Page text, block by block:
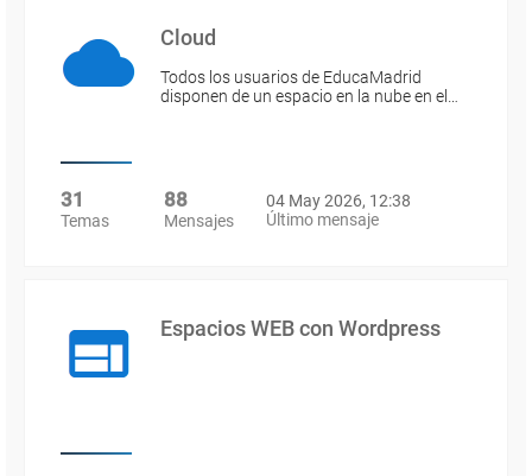
Cloud
Todos los usuarios de EducaMadrid
disponen de un espacio en la nube en el…
31
Temas
88
Mensajes
04 May 2026, 12:38
Último mensaje
Espacios WEB con Wordpress